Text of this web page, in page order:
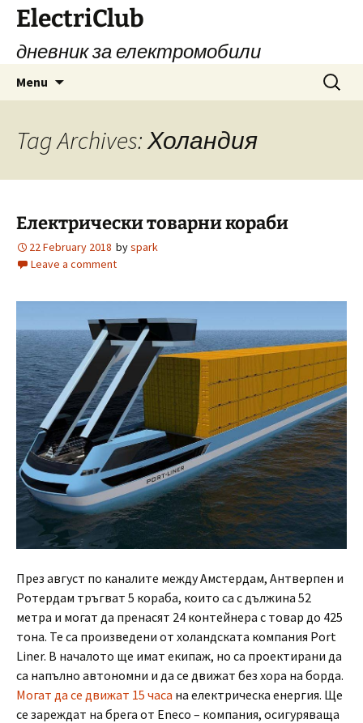
Skip
content
ElectriClub
дневник за електромобили
Menu
Search
for:
Tag Archives: Холандия
Електрически товарни кораби
22 February 2018 byspark
Leave a comment
През август по каналите между Амстердам, Антверпен и
Ротердам тръгват 5 кораба, които са с дължина 52
метра и могат да пренасят 24 контейнера с товар до 425
тона. Те са произведени от холандската компания Port
Liner. В началото ще имат екипаж, но са проектирани да
са напълно автономни и да се движат без хора на борда.
Могат да се движат 15 часа на електрическа енергия. Ще
се зареждат на брега от Eneco – компания, осигуряваща